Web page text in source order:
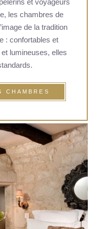
les chambres de
de la tradition
: confortables et
lumineuses, elles
CHAMBRES